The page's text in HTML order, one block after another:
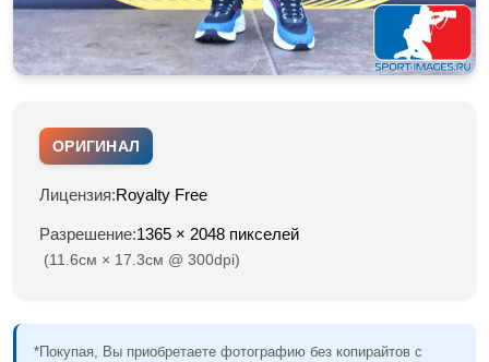
ОРИГИНАЛ
Лицензия:Royalty Free
Разрешение:1365 × 2048 пикселей
(11.6см × 17.3см @ 300dpi)
*Покупая, Вы приобретаете фотографию без копирайтов с